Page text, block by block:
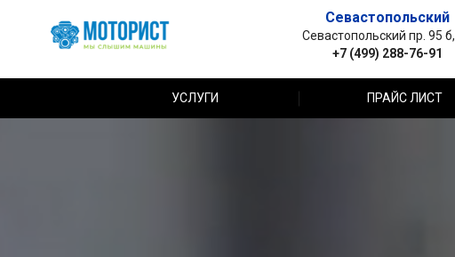
Севастопольский
Севастопольский пр. 95
+7 (499) 288-76-91
УСЛУГИ ПРАЙС ЛИСТ